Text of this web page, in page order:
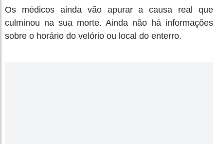
Os médicos ainda vão apurar a causa real que
culminou na sua morte. Ainda não há informações
sobre o horário do velório ou local do enterro.